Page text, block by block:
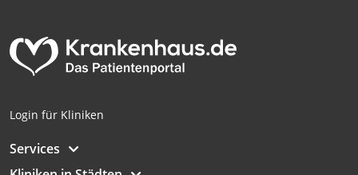
Login für Kliniken
Services
verschiedenen Quellen
Entwicklung und Verbesserung der
Verwendung reduzierter Daten zur Auswahl
IAB-Besonderheiten: